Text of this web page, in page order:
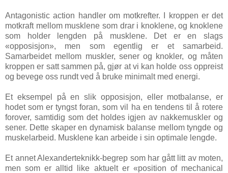
Antagonistic action handler om motkrefter. I kroppen er det
motkraft mellom musklene som drar i knoklene, og knoklene
som holder lengden på musklene. Det er en slags
«opposisjon», men som egentlig er et samarbeid.
Samarbeidet mellom muskler, sener og knokler, og måten
kroppen er satt sammen på, gjør at vi kan holde oss oppreist
og bevege oss rundt ved å bruke minimalt med energi.
Et eksempel på en slik opposisjon, eller motbalanse, er
hodet som er tyngst foran, som vil ha en tendens til å rotere
forover, samtidig som det holdes igjen av nakkemuskler og
sener. Dette skaper en dynamisk balanse mellom tyngde og
muskelarbeid. Musklene kan arbeide i sin optimale lengde.
Et annet Alexanderteknikk-begrep som har gått litt av moten,
men som er alltid like aktuelt er «position of mechanical